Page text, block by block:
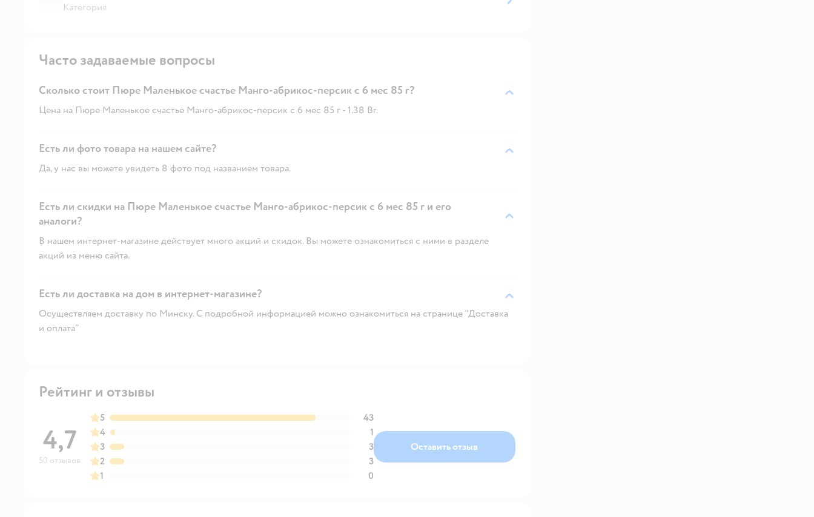
Категория
Часто задаваемые вопросы
Сколько стоит Пюре Маленькое счастье Манго-абрикос-персик с 6 мес 85 г?
Цена на Пюре Маленькое счастье Манго-абрикос-персик с 6 мес 85 г - 1.38 Br.
Есть ли фото товара на нашем сайте?
Да, у нас вы можете увидеть 8 фото под названием товара.
Есть ли скидки на Пюре Маленькое счастье Манго-абрикос-персик с 6 мес 85 г и его
аналоги?
В нашем интернет-магазине действует много акций и скидок. Вы можете ознакомиться с ними в разделе
акций из меню сайта.
Есть ли доставка на дом в интернет-магазине?
Осуществляем доставку по Минску. С подробной информацией можно ознакомиться на странице "Доставка
и оплата"
Рейтинг и отзывы
4,7
50 отзывов
5
43
4
1
3
3
2
3
1
0
Оставить отзыв